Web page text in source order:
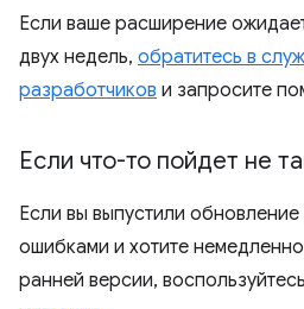
Если ваше расширение
двух недель, обратитесь в
разработчиков и запросите
Если что-то пойдет не
Если вы выпустили
ошибками и хотите
ранней версии, воспользуйтесь